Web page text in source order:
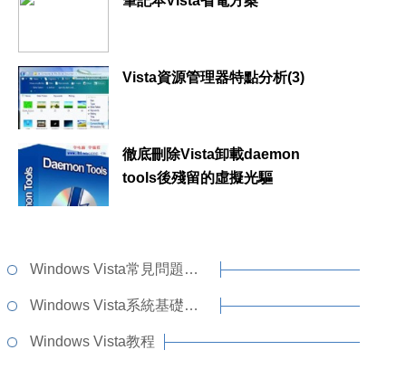
Vista資源管理器特點分析(3)
徹底刪除Vista卸載daemon
tools後殘留的虛擬光驅
Windows Vista常見問題解答
Windows Vista系統基礎知識
Windows Vista教程